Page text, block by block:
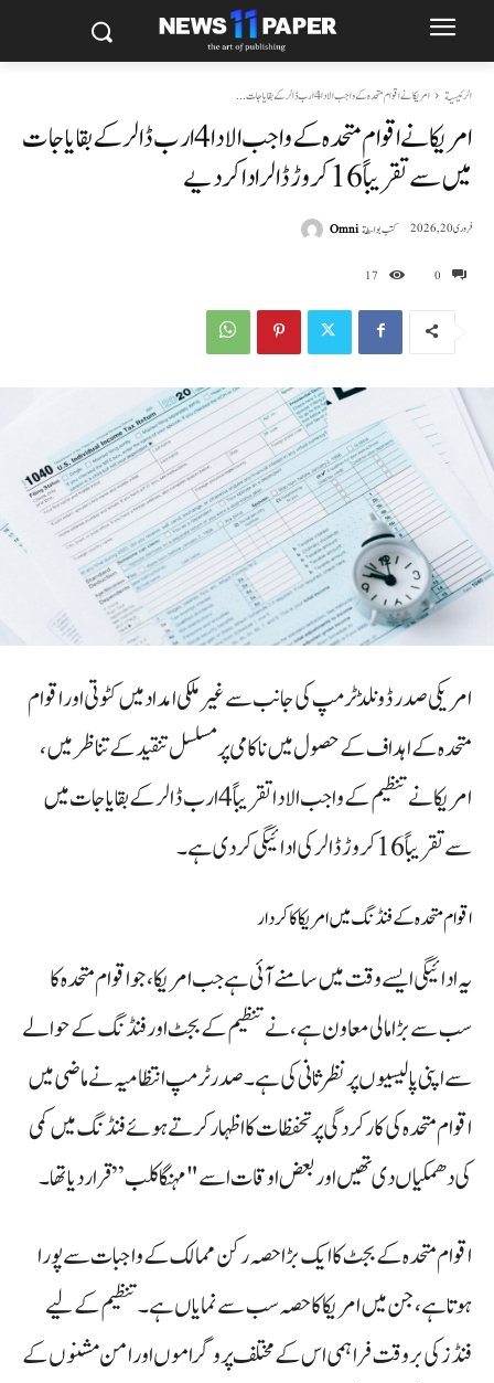
الرئيسية امریکا نے اقوام متحدہ کے واجب الادا 4 ارب ڈالر کے بقایاجات...
امریکا نے اقوام متحدہ کے واجب الادا 4 ارب ڈالر کے بقایاجات
میں سے تقریباً 16 کروڑ ڈالر ادا کر دیے
0
17
فروری 20, 2026 كتب بواسطةOmni
امریکی صدر ڈونلڈ ٹرمپ کی جانب سے غیر ملکی امداد میں کٹوتی اور اقوام
متحدہ کے اہداف کے حصول میں ناکامی پر مسلسل تنقید کے تناظر میں،
امریکا نے تنظیم کے واجب الادا تقریباً 4 ارب ڈالر کے بقایاجات میں
سے تقریباً 16 کروڑ ڈالر کی ادائیگی کر دی ہے۔
اقوام متحدہ کے فنڈنگ میں امریکا کا کردار
یہ ادائیگی ایسے وقت میں سامنے آئی ہے جب امریکا، جو اقوام متحدہ کا
سب سے بڑا مالی معاون ہے، نے تنظیم کے بجٹ اور فنڈنگ کے حوالے
سے اپنی پالیسیوں پر نظر ثانی کی ہے۔ صدر ٹرمپ انتظامیہ نے ماضی میں
اقوام متحدہ کی کارکردگی پر تحفظات کا اظہار کرتے ہوئے فنڈنگ میں کمی
کی دھمکیاں دی تھیں اور بعض اوقات اسے "مہنگا کلب” قرار دیا تھا۔
اقوام متحدہ کے بجٹ کا ایک بڑا حصہ رکن ممالک کے واجبات سے پورا
ہوتا ہے، جن میں امریکا کا حصہ سب سے نمایاں ہے۔ تنظیم کے لیے
فنڈز کی بروقت فراہمی اس کے مختلف پروگراموں اور امن مشنوں کے